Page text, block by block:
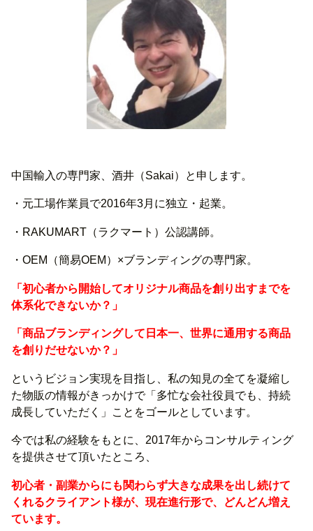
中国輸入の専門家、酒井（Sakai）と申します。
・元工場作業員で2016年3月に独立・起業。
・RAKUMART（ラクマート）公認講師。
・OEM（簡易OEM）×ブランディングの専門家。
「初心者から開始してオリジナル商品を創り出すまでを
体系化できないか？」
「商品ブランディングして日本一、世界に通用する商品
を創りだせないか？」
というビジョン実現を目指し、私の知見の全てを凝縮し
た物販の情報がきっかけで「多忙な会社役員でも、持続
成長していただく」ことをゴールとしています。
今では私の経験をもとに、2017年からコンサルティング
を提供させて頂いたところ、
初心者・副業からにも関わらず大きな成果を出し続けて
くれるクライアント様が、現在進行形で、どんどん増え
ています。